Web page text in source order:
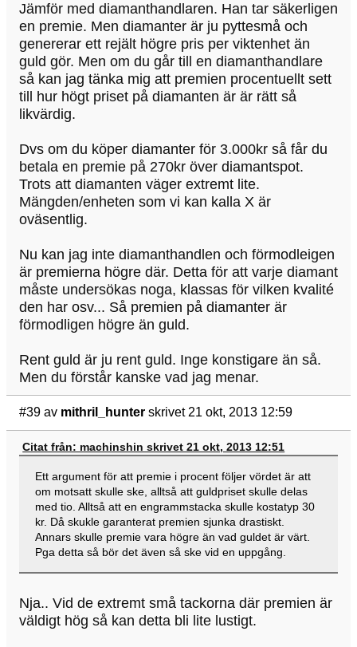
Jämför med diamanthandlaren. Han tar säkerligen
en premie. Men diamanter är ju pyttesmå och
genererar ett rejält högre pris per viktenhet än
guld gör. Men om du går till en diamanthandlare
så kan jag tänka mig att premien procentuellt sett
till hur högt priset på diamanten är är rätt så
likvärdig.
Dvs om du köper diamanter för 3.000kr så får du
betala en premie på 270kr över diamantspot.
Trots att diamanten väger extremt lite.
Mängden/enheten som vi kan kalla X är
oväsentlig.
Nu kan jag inte diamanthandlen och förmodleigen
är premierna högre där. Detta för att varje diamant
måste undersökas noga, klassas för vilken kvalité
den har osv... Så premien på diamanter är
förmodligen högre än guld.
Rent guld är ju rent guld. Inge konstigare än så.
Men du förstår kanske vad jag menar.
#39 av mithril_hunter skrivet 21 okt, 2013 12:59
Citat från: machinshin skrivet 21 okt, 2013 12:51
Ett argument för att premie i procent följer vördet är att
om motsatt skulle ske, alltså att guldpriset skulle delas
med tio. Alltså att en engrammstacka skulle kostatyp 30
kr. Då skukle garanterat premien sjunka drastiskt.
Annars skulle premie vara högre än vad guldet är värt.
Pga detta så bör det även så ske vid en uppgång.
Nja.. Vid de extremt små tackorna där premien är
väldigt hög så kan detta bli lite lustigt.